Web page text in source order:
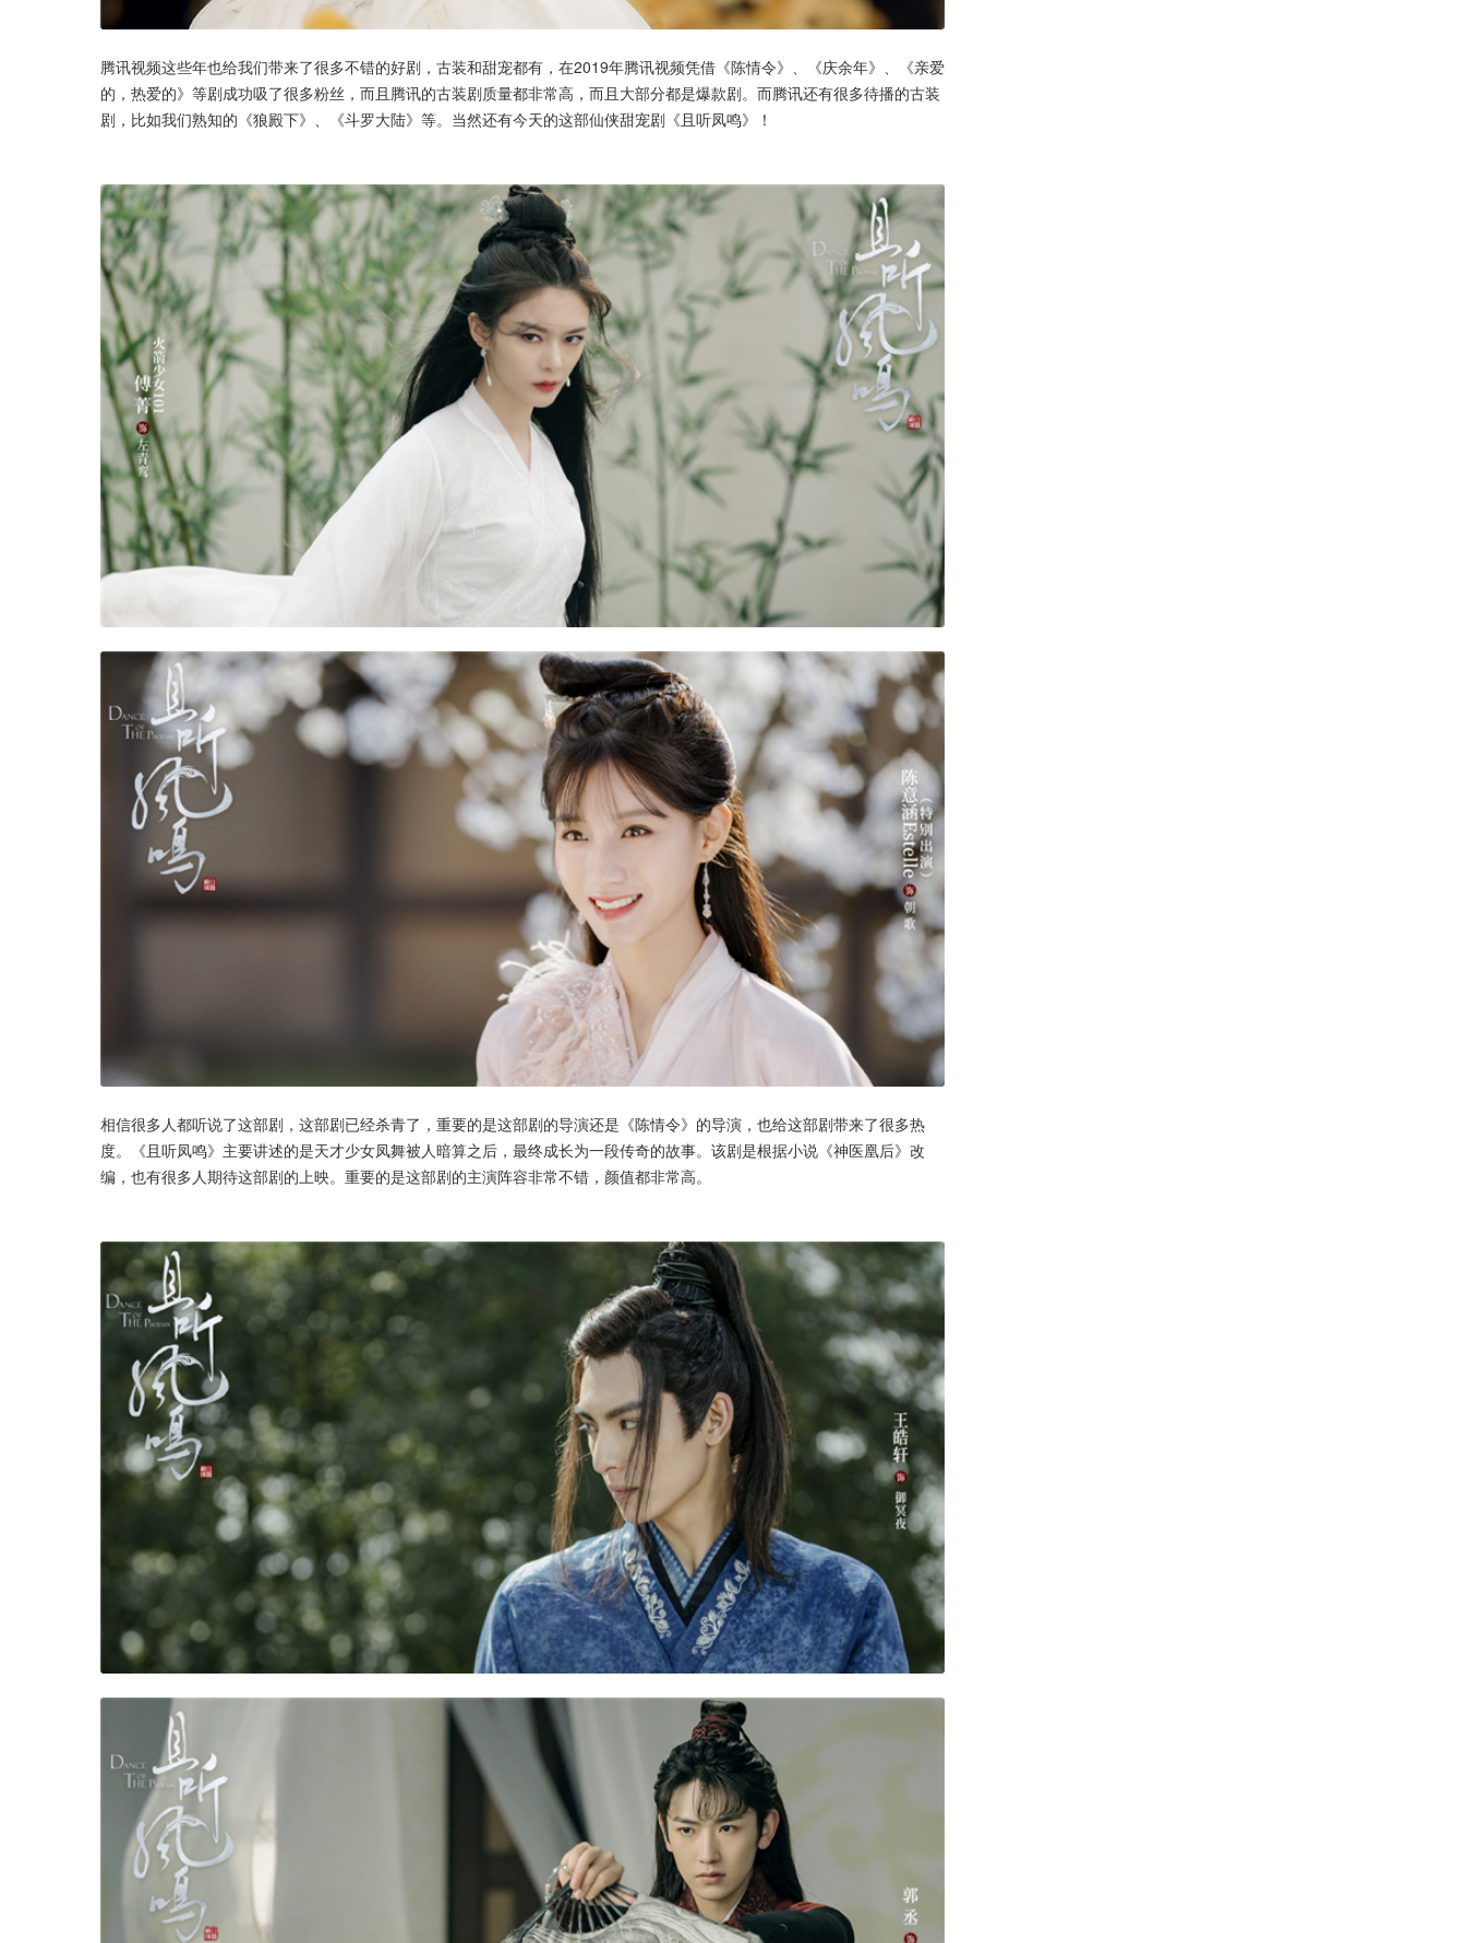
腾讯视频这些年也给我们带来了很多不错的好剧，古装和甜宠都有，在2019年腾讯视频凭借《陈情令》、《庆余年》、《亲爱
的，热爱的》等剧成功吸了很多粉丝，而且腾讯的古装剧质量都非常高，而且大部分都是爆款剧。而腾讯还有很多待播的古装
剧，比如我们熟知的《狼殿下》、《斗罗大陆》等。当然还有今天的这部仙侠甜宠剧《且听凤鸣》！
相信很多人都听说了这部剧，这部剧已经杀青了，重要的是这部剧的导演还是《陈情令》的导演，也给这部剧带来了很多热
度。《且听凤鸣》主要讲述的是天才少女凤舞被人暗算之后，最终成长为一段传奇的故事。该剧是根据小说《神医凰后》改
编，也有很多人期待这部剧的上映。重要的是这部剧的主演阵容非常不错，颜值都非常高。